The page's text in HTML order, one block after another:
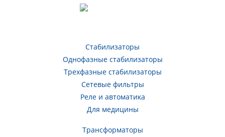
Стабилизаторы
Однофазные стабилизаторы
Трехфазные стабилизаторы
Сетевые фильтры
Реле и автоматика
Для медицины
Трансформаторы